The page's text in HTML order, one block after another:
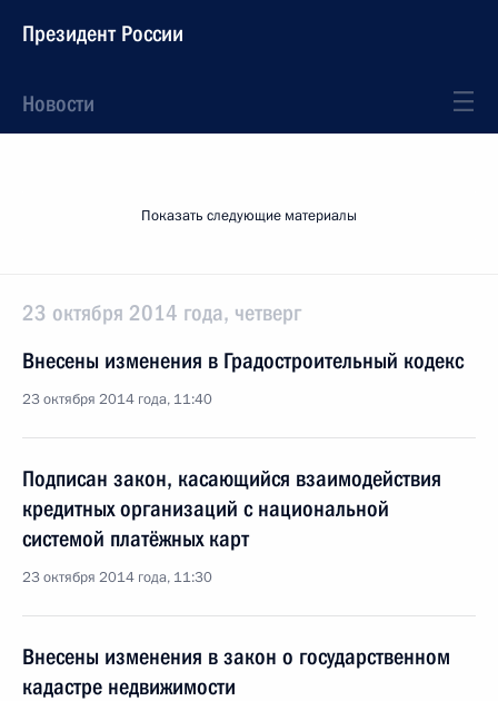
Президент России
Новости
Показать следующие материалы
23 октября 2014 года, четверг
Внесены изменения в Градостроительный кодекс
23 октября 2014 года, 11:40
Подписан закон, касающийся взаимодействия
кредитных организаций с национальной
системой платёжных карт
23 октября 2014 года, 11:30
Внесены изменения в закон о государственном
кадастре недвижимости